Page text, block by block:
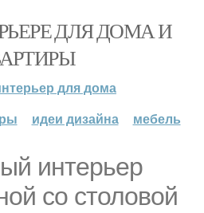
ДЛЯ ДОМА И
для дома
идеи дизайна мебель
интерьер
со столовой